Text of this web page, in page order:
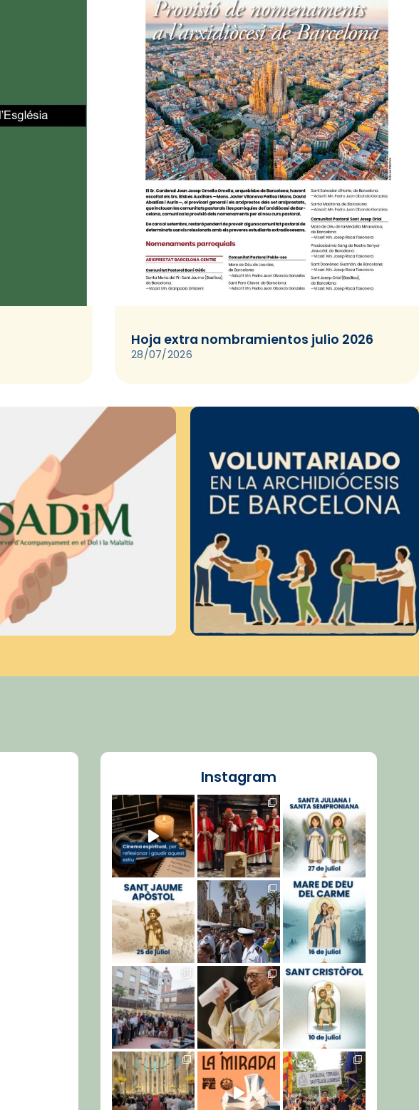
Hoja extra nombramientos julio 2026
28/07/2026
Instagram